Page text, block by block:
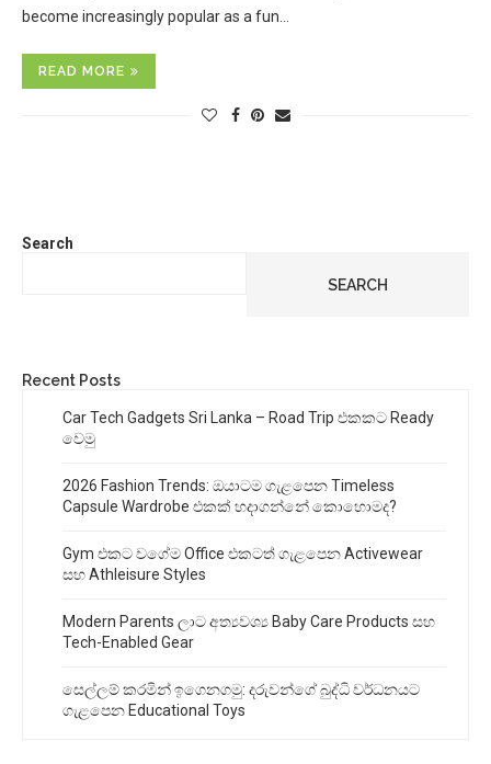
become increasingly popular as a fun…
READ MORE
Search
SEARCH
Recent Posts
Car Tech Gadgets Sri Lanka – Road Trip එකකට Ready
වෙමු
2026 Fashion Trends: ඔයාටම ගැළපෙන Timeless
Capsule Wardrobe එකක් හදාගන්නේ කොහොමද?
Gym එකට වගේම Office එකටත් ගැළපෙන Activewear
සහ Athleisure Styles
Modern Parents ලාට අත්‍යවශ්‍ය Baby Care Products සහ
Tech-Enabled Gear
සෙල්ලම් කරමින් ඉගෙනගමු: දරුවන්ගේ බුද්ධි වර්ධනයට
ගැළපෙන Educational Toys